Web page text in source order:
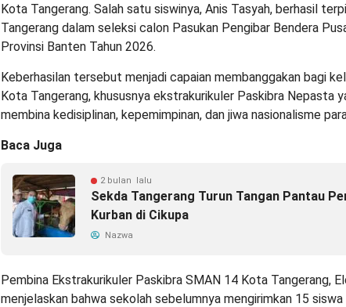
Kota Tangerang. Salah satu siswinya, Anis Tasyah, berhasil
Tangerang dalam seleksi calon Pasukan Pengibar Bendera
Provinsi Banten Tahun 2026.
Keberhasilan tersebut menjadi capaian membanggakan bagi
Kota Tangerang, khususnya ekstrakurikuler Paskibra Nepasta
membina kedisiplinan, kepemimpinan, dan jiwa nasionalisme
Baca Juga
2 bulan lalu
Sekda Tangerang Turun Tangan Pantau
Kurban di Cikupa
Nazwa
Pembina Ekstrakurikuler Paskibra SMAN 14 Kota Tangerang,
menjelaskan bahwa sekolah sebelumnya mengirimkan 15